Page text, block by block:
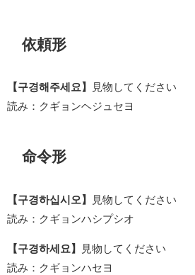
依頼形
【구경해주세요】
見物してください
読み：クギョンヘジュセヨ
命令形
【구경하십시오】
見物してください
読み：クギョンハシプシオ
【구경하세요】
見物してください
読み：クギョンハセヨ